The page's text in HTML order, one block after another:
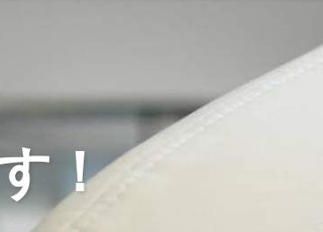
！